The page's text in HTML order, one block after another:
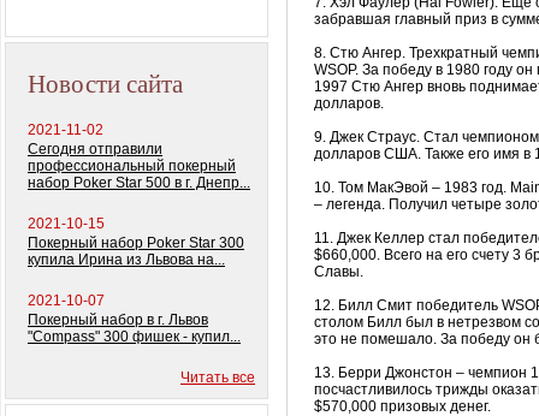
"Monte Carlo Millions"
Новости сайта
2021-11-02
Сегодня отправили
профессиональный покерный
набор Poker Star 500 в г. Днепр...
2021-10-15
Покерный набор Poker Star 300
купила Ирина из Львова на...
2021-10-07
Покерный набор в г. Львов
"Compass" 300 фишек - купил...
Читать все
забравшая главный приз в
8. Стю Ангер. Трехкратный
WSOP. За победу в 1980 году
1997 Стю Ангер вновь
долларов.
9. Джек Страус. Стал
долларов США. Также его имя в
10. Том МакЭвой – 1983 год.
– легенда. Получил четыре
11. Джек Келлер стал
$660,000. Всего на его счету 3
Славы.
12. Билл Смит победитель
столом Билл был в нетрезвом
это не помешало. За победу он
13. Берри Джонстон – чемпион
посчастливилось трижды
$570,000 призовых денег.